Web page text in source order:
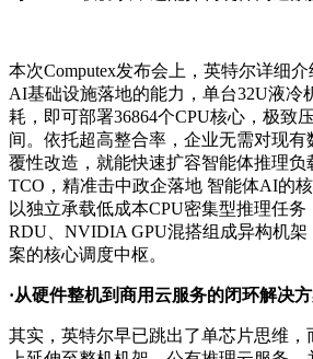
本次Computex发布会上，英特尔详细
AI基础设施落地的能力，单台32U液冷
耗，即可部署36864个CPU核心，极致
间。依托超高整合率，企业无需对现
覆性改造，就能快速扩容智能体推理负
TCO，精准击中政企落地 智能体AI的
以独立承载低成本CPU密集型推理任务
RDU、NVIDIA GPU混搭组成异构机
案的核心调度中枢。
·从硬件整机到商用云服务的闭环解决
其实，英特尔早已跳出了单芯片思维，